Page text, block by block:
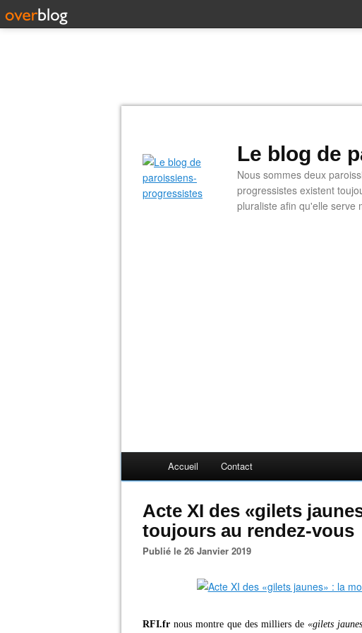
Le blog de
Nous sommes deux
progressistes existent
pluraliste afin qu'elle serve
Accueil Contact
Acte XI des «gilets
toujours au rendez-vous
Publié le 26 Janvier 2019
RFI.fr nous montre que des milliers de«gilets